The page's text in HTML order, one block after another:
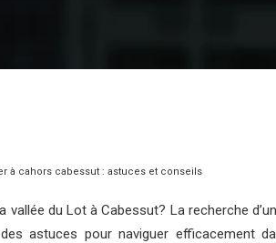
à cahors cabessut : astuces et conseils
vallée du Lot à Cabessut? La recherche
astuces pour naviguer efficacement